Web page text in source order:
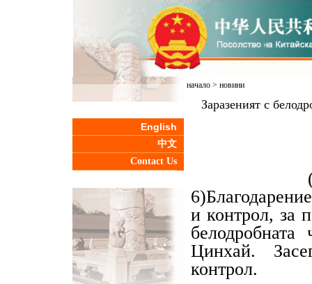
English
中文
Contact Us
начало> новини
Заразеният с
(Радио
и контрол, за
Цинхай.
контрол.